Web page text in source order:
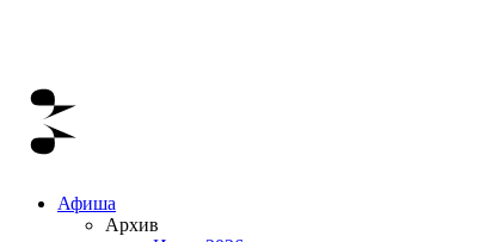
Афиша
Архив